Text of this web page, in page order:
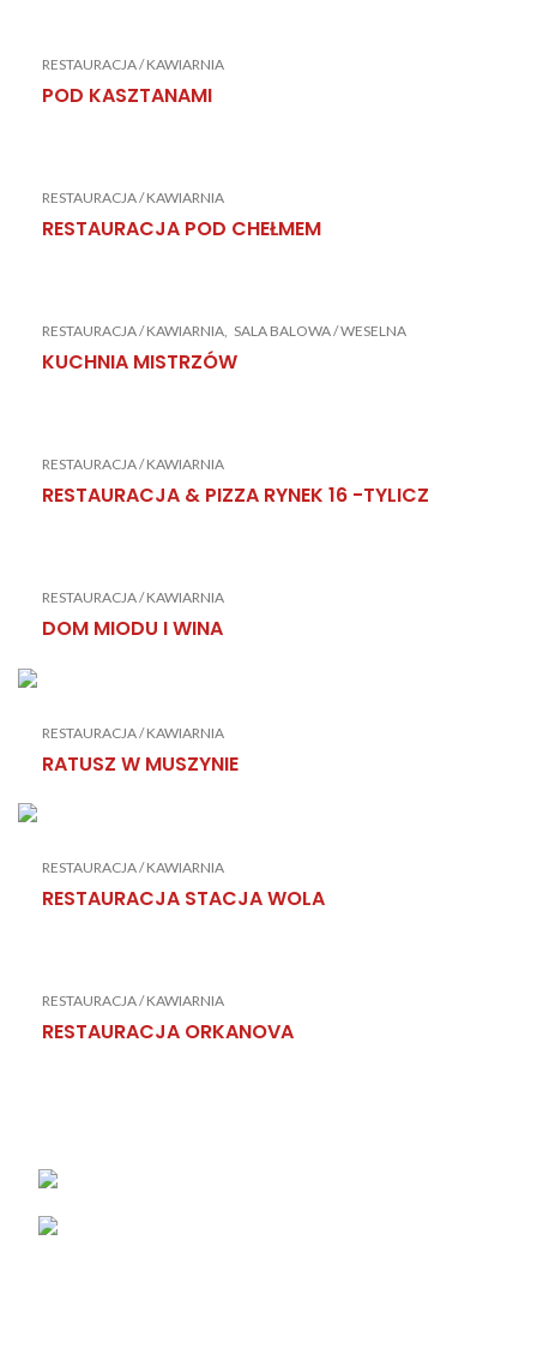
RESTAURACJA / KAWIARNIA
POD KASZTANAMI
RESTAURACJA / KAWIARNIA
RESTAURACJA POD CHEŁMEM
RESTAURACJA / KAWIARNIA SALA BALOWA / WESELNA
KUCHNIA MISTRZÓW
RESTAURACJA / KAWIARNIA
RESTAURACJA & PIZZA RYNEK 16 -TYLICZ
RESTAURACJA / KAWIARNIA
DOM MIODU I WINA
RESTAURACJA / KAWIARNIA
RATUSZ W MUSZYNIE
RESTAURACJA / KAWIARNIA
RESTAURACJA STACJA WOLA
RESTAURACJA / KAWIARNIA
RESTAURACJA ORKANOVA